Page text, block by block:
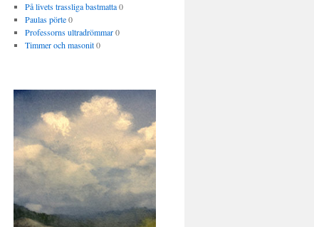
På livets trassliga bastmatta0
Paulas pörte0
Professorns ultradrömmar0
Timmer och masonit0